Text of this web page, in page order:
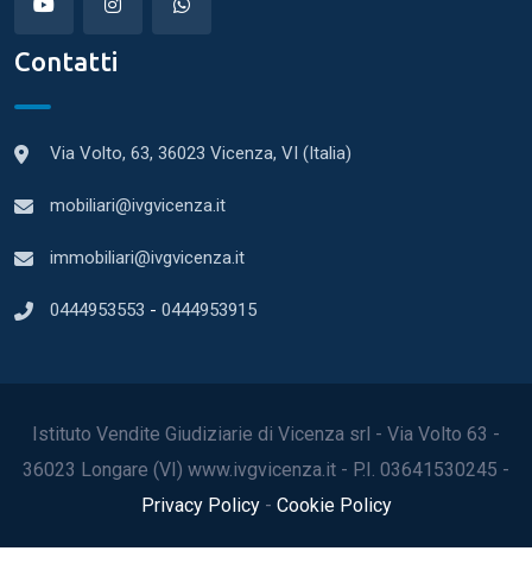
Contatti
Via Volto, 63, 36023 Vicenza, VI (Italia)
mobiliari@ivgvicenza.it
immobiliari@ivgvicenza.it
0444953553 - 0444953915
Istituto Vendite Giudiziarie di Vicenza srl - Via Volto 63 -
36023 Longare (VI) www.ivgvicenza.it - P.I. 03641530245 -
Privacy Policy - Cookie Policy